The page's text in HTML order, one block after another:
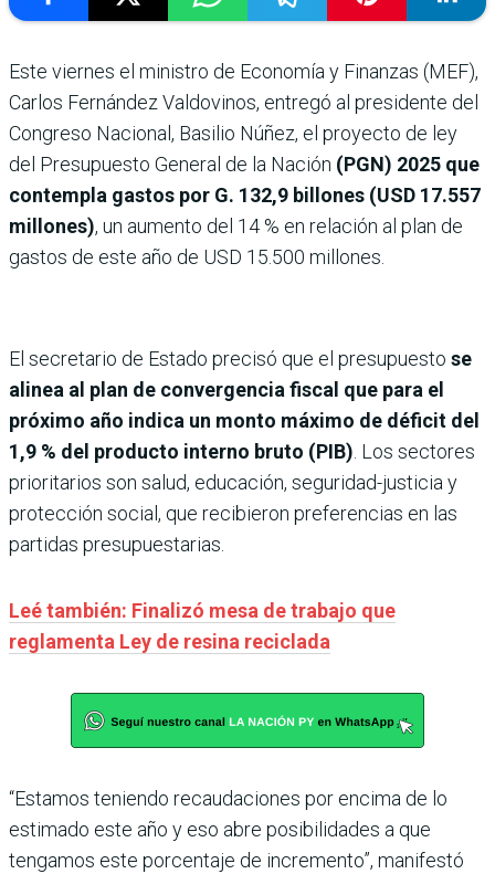
Este viernes el ministro de Economía y Finanzas (MEF),
Carlos Fernández Valdovinos, entregó al presidente del
Congreso Nacional, Basilio Núñez, el proyecto de ley
del Presupuesto General de la Nación (PGN) 2025 que
contempla gastos por G. 132,9 billones (USD 17.557
millones), un aumento del 14 % en relación al plan de
gastos de este año de USD 15.500 millones.
El secretario de Estado precisó que el presupuesto se
alinea al plan de convergencia fiscal que para el
próximo año indica un monto máximo de déficit del
1,9 % del producto interno bruto (PIB). Los sectores
prioritarios son salud, educación, seguridad-justicia y
protección social, que recibieron preferencias en las
partidas presupuestarias.
Leé también: Finalizó mesa de trabajo que
reglamenta Ley de resina reciclada
“Estamos teniendo recaudaciones por encima de lo
estimado este año y eso abre posibilidades a que
tengamos este porcentaje de incremento”, manifestó